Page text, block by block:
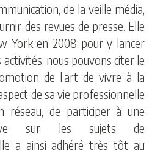
de la veille média,
des revues de presse. Elle
York en 2008 pour y lancer
activités, nous pouvons citer le
de l’art de vivre à la
de sa vie professionnelle
réseau, de participer à une
sur les sujets de
a ainsi adhéré très tôt au